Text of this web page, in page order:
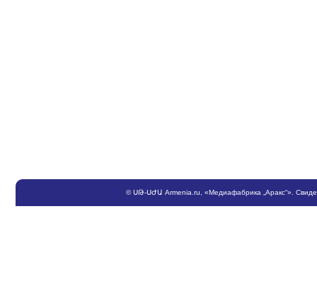
©ՍԹ-ՍԺԱ Armenia.ru , «Медиафабрика „Аракс“».